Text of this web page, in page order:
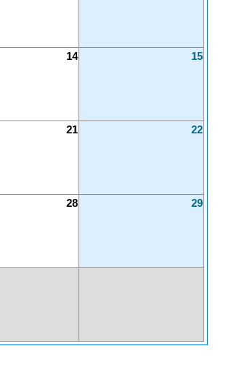
14 15
21 22
28 29